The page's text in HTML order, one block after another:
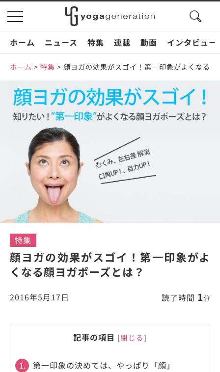
toggle
navigation
search
ホーム
ニュース 特集 連載 動画 インタビュー
ホーム > 特集 > 顔ヨガの効果がスゴイ！第一印象がよくなる
特集
顔ヨガの効果がスゴイ！第一印象がよ
くなる顔ヨガポーズとは？
2016年5月17日 読了時間 1分
記事の項目 [閉じる]
1. 第一印象の決めては、やっぱり「顔」